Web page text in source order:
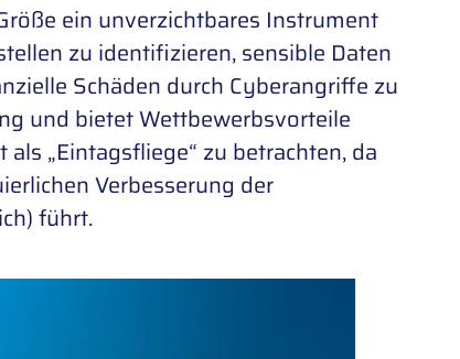
ein unverzichtbares Instrument
zu identifizieren, sensible Daten
Schäden durch Cyberangriffe zu
und bietet Wettbewerbsvorteile
„Eintagsfliege“ zu betrachten, da
Verbesserung der
führt.